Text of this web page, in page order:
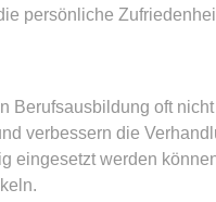
persönliche
Berufsausbildung oft
verbessern die
eingesetzt werden